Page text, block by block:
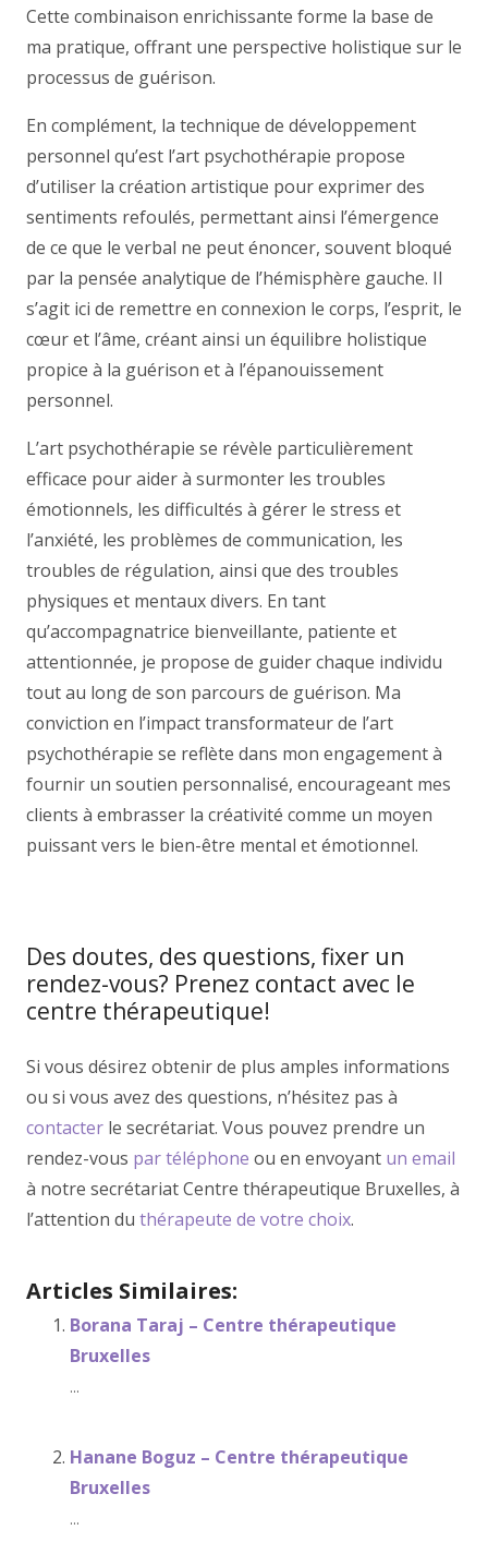
Cette combinaison enrichissante forme la base de
ma pratique, offrant une perspective holistique sur le
processus de guérison.
En complément, la technique de développement
personnel qu’est l’art psychothérapie propose
d’utiliser la création artistique pour exprimer des
sentiments refoulés, permettant ainsi l’émergence
de ce que le verbal ne peut énoncer, souvent bloqué
par la pensée analytique de l’hémisphère gauche. Il
s’agit ici de remettre en connexion le corps, l’esprit, le
cœur et l’âme, créant ainsi un équilibre holistique
propice à la guérison et à l’épanouissement
personnel.
L’art psychothérapie se révèle particulièrement
efficace pour aider à surmonter les troubles
émotionnels, les difficultés à gérer le stress et
l’anxiété, les problèmes de communication, les
troubles de régulation, ainsi que des troubles
physiques et mentaux divers. En tant
qu’accompagnatrice bienveillante, patiente et
attentionnée, je propose de guider chaque individu
tout au long de son parcours de guérison. Ma
conviction en l’impact transformateur de l’art
psychothérapie se reflète dans mon engagement à
fournir un soutien personnalisé, encourageant mes
clients à embrasser la créativité comme un moyen
puissant vers le bien-être mental et émotionnel.
Des doutes, des questions, fixer un
rendez-vous? Prenez contact avec le
centre thérapeutique!
Si vous désirez obtenir de plus amples informations
ou si vous avez des questions, n’hésitez pas à
contacter le secrétariat. Vous pouvez prendre un
rendez-vous par téléphone ou en envoyant un email
à notre secrétariat Centre thérapeutique Bruxelles, à
l’attention du thérapeute de votre choix.
Articles Similaires:
Borana Taraj – Centre thérapeutique
Bruxelles
...
Hanane Boguz – Centre thérapeutique
Bruxelles
...